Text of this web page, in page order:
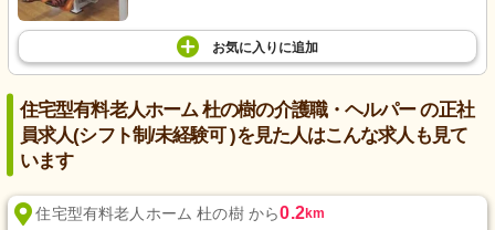
お気に入り に追加
住宅型有料老人ホーム 杜の樹の介護職・ヘルパー の正社
員求人(シフト制/未経験可 )を見た人はこんな求人も見て
います
住宅型有料老人ホーム 杜の樹 から0.2km